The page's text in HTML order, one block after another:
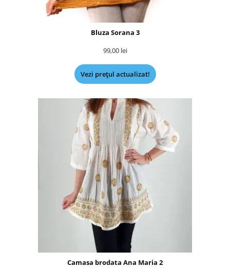
Bluza Sorana 3
99,00 lei
Vezi prețul actualizat!
Camasa brodata Ana Maria 2